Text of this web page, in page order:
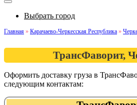
Выбрать город
Главная » Карачаево-Черкесская Республика »
ТрансФаворит,
Оформить доставку груза в
следующим контактам: